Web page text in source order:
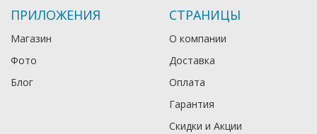
ПРИЛОЖЕНИЯ
Магазин
Фото
Блог
СТРАНИЦЫ
О компании
Доставка
Оплата
Гарантия
Скидки и Акции